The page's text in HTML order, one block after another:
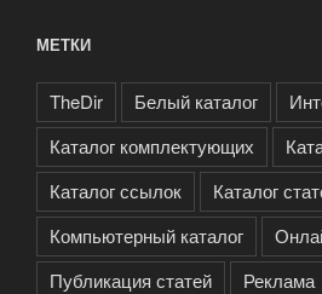
МЕТКИ
TheDir Белый каталог
Каталог комплектующих
Каталог ссылок
Каталог
Компьютерный каталог
Публикация статей
Реклама